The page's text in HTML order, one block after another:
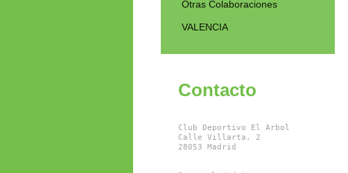
Otras Colaboraciones
VALENCIA
Contacto
Club Deportivo El Arbol
Calle Villarta, 2
28053 Madrid